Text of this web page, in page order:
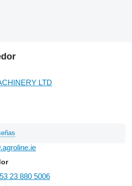
LTD
23 880 5006